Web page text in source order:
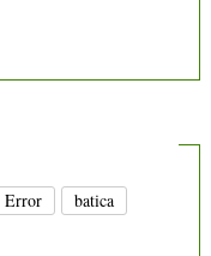
Error
batica